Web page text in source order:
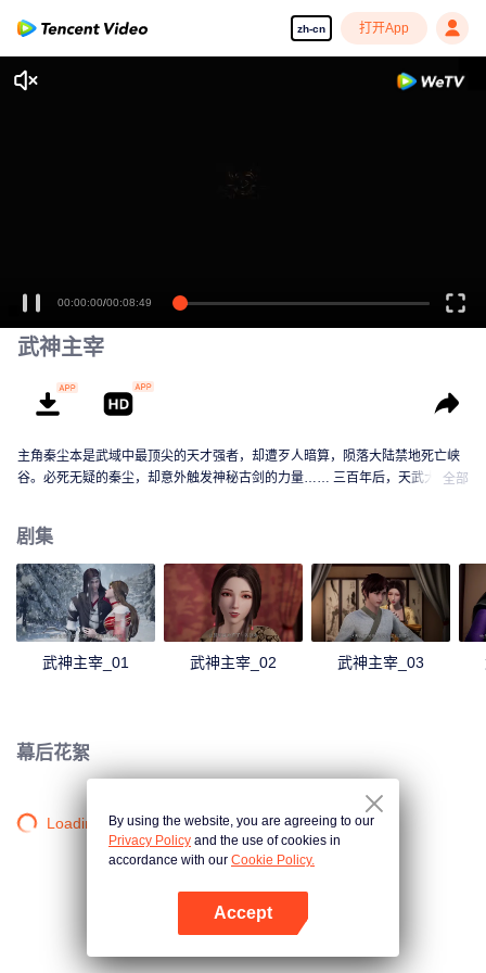
zh-cn 打开App
00:00:00/00:08:49
武神主宰
主角秦尘本是武域中最顶尖的天才强者，却遭歹人暗算，陨落大陆禁地死亡峡
谷。必死无疑的秦尘，却意外触发神秘古剑的力量…… 三百年后，天武大陆偏
写往日的强者神话，也为了守护自己所爱的一切，秦尘毅然决然扛起维护天下
五国的大任，再度踏上武道之路。
全部
剧集
武神主宰_01 武神主宰_02 武神主宰_03
幕后花絮
Loading…By using the website, you are agreeing to our
Privacy Policy and the use of cookies in
accordance with our Cookie Policy.
Accept